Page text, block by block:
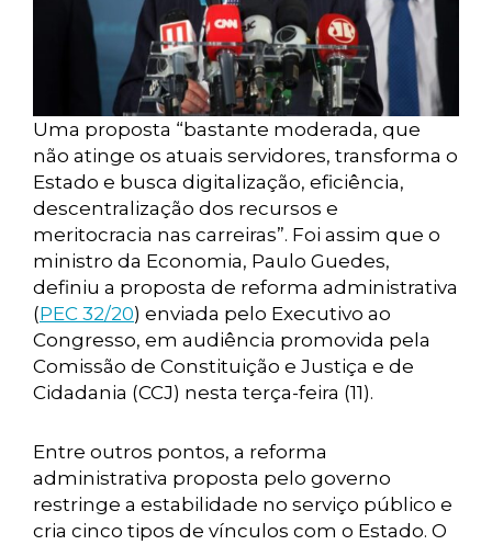
Uma proposta “bastante moderada, que
não atinge os atuais servidores, transforma o
Estado e busca digitalização, eficiência,
descentralização dos recursos e
meritocracia nas carreiras”. Foi assim que o
ministro da Economia, Paulo Guedes,
definiu a proposta de reforma administrativa
(PEC 32/20) enviada pelo Executivo ao
Congresso, em audiência promovida pela
Comissão de Constituição e Justiça e de
Cidadania (CCJ) nesta terça-feira (11).
Entre outros pontos, a reforma
administrativa proposta pelo governo
restringe a estabilidade no serviço público e
cria cinco tipos de vínculos com o Estado. O